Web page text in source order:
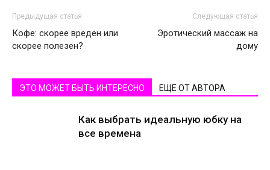
Предыдущая статья
Кофе: скорее вреден или
скорее полезен?
Следующая статья
Эротический массаж на
дому
ЭТО МОЖЕТ БЫТЬ ИНТЕРЕСНО ЕЩЕ ОТ АВТОРА
Как выбрать идеальную юбку на
все времена